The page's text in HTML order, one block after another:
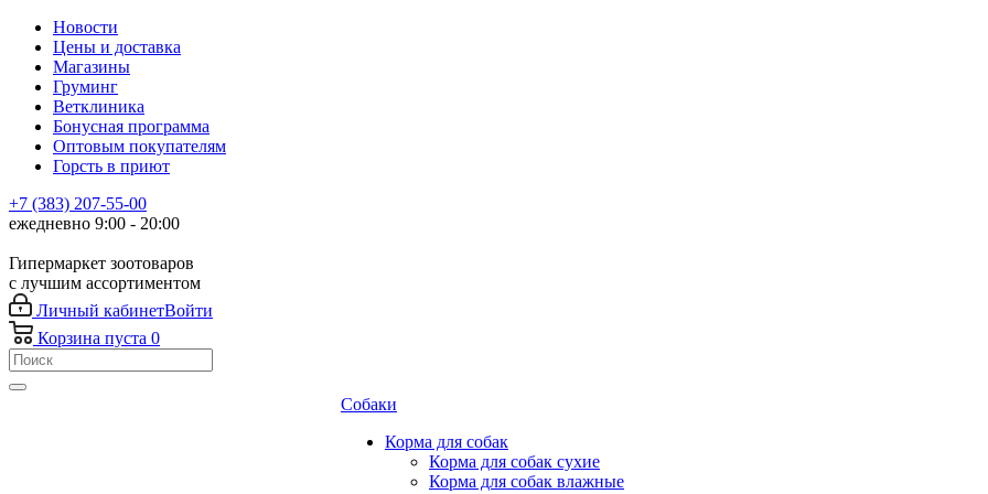
Новости
Цены и доставка
Магазины
Груминг
Ветклиника
Бонусная программа
Оптовым покупателям
Горсть в приют
+7 (383) 207-55-00
ежедневно 9:00 - 20:00
Гипермаркет зоотоваров
с лучшим ассортиментом
Личный кабинетВойти
Корзина пуста 0
Собаки
Корма для собак
Корма для собак сухие
Корма для собак влажные